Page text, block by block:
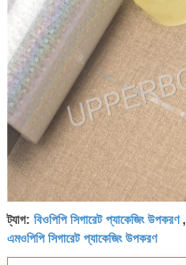
ট্যাগ: বিওপিপি সিগারেট প্যাকেজিং উপকরণ,
এমওপিপি সিগারেট প্যাকেজিং উপকরণ